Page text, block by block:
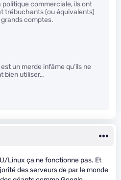
commerciale, ils ont
trébuchants (ou équivalents)
comptes.
est un merde infâme qu’ils ne
bien utiliser…
Linux ça ne fonctionne pas. Et
des serveurs de par le monde